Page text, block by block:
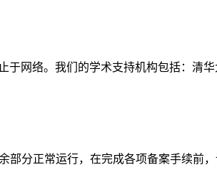
网络。我们的学术支持机构包括：清
分正常运行，在完成各项备案手续前